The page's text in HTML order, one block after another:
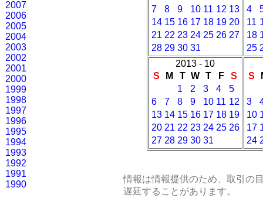
2007
2006
2005
2004
2003
2002
2001
2000
1999
1998
1997
1996
1995
1994
1993
1992
1991
1990
7
8 9 10 11 12 13
14 15 16 17 18 19 20
21 22 23 24 25 26 27
28 29 30 31
4
11
18
25
2013 - 10
S
M T W T F
S
1
2 3 4
5
6
7 8 9 10 11 12
13 14 15 16 17 18 19
20 21 22 23 24 25 26
27 28 29 30 31
S
3
10
17
24
情報は情報提供のため、取引の
遅延することがあります。